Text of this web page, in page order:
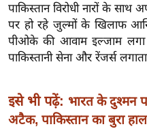
ग
त
ऑ
टो
र्ल्ड
न्यू
पाकिस्तान विरोधी नारों के
पर हो रहे जुल्मों के खिलाफ
पीओके की आवाम इल्जाम लगा
पाकिस्तानी सेना और रेंजर्स
इसे भी पढ़ें: भारत के दुश्मन
अटैक, पाकिस्तान का बुरा